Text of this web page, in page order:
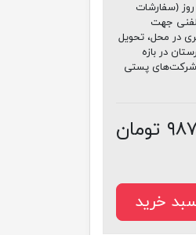
حداکثر 7 روز (سفارشات
جهت
در محل، تحویل
در بازه
شرکت‌های پستی
خرید